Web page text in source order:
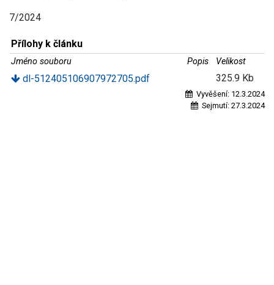
7/2024
Přílohy k článku
Jméno souboru Popis Velikost
dl-512405106907972705.pdf 325.9 Kb
Vyvěšení: 12.3.2024
Sejmutí: 27.3.2024